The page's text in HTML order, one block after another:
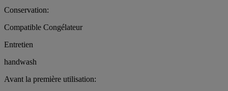
Conservation:
Compatible Congélateur
Entretien
handwash
Avant la première utilisation: